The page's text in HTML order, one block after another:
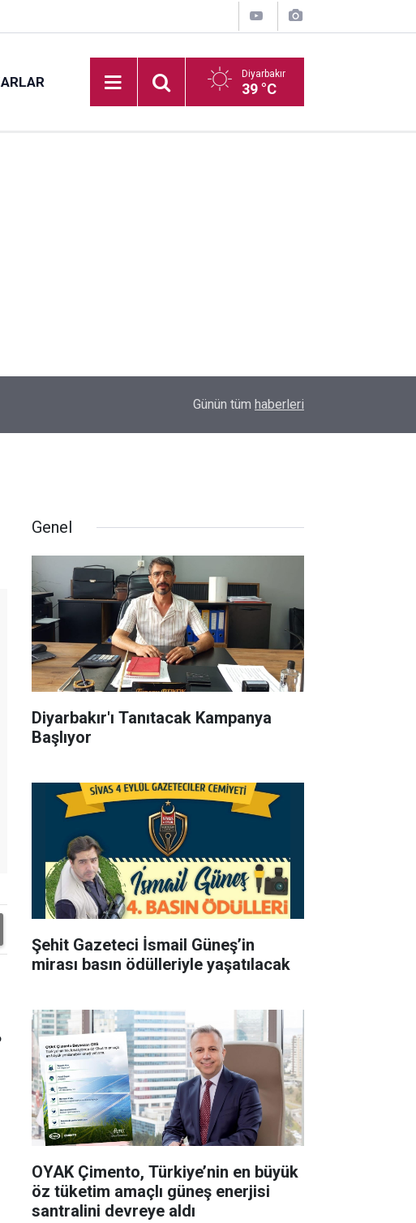
Diyarbakır
39 °C
Diyarbakır'da yürek ısıtan anlar: İlk kez doğum
Günün tüm haberleri
Genel
Diyarbakır'ı Tanıtacak Kampanya
Başlıyor
Şehit Gazeteci İsmail Güneş’in
mirası basın ödülleriyle yaşatılacak
OYAK Çimento, Türkiye’nin en büyük
öz tüketim amaçlı güneş enerjisi
santralini devreye aldı